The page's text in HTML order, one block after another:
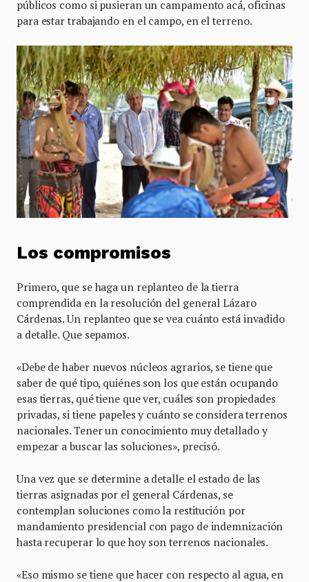
públicos como si pusieran un campamento acá, oficinas
para estar trabajando en el campo, en el terreno.
Los compromisos
Primero, que se haga un replanteo de la tierra
comprendida en la resolución del general Lázaro
Cárdenas. Un replanteo que se vea cuánto está invadido
a detalle. Que sepamos.
«Debe de haber nuevos núcleos agrarios, se tiene que
saber de qué tipo, quiénes son los que están ocupando
esas tierras, qué tiene que ver, cuáles son propiedades
privadas, si tiene papeles y cuánto se considera terrenos
nacionales. Tener un conocimiento muy detallado y
empezar a buscar las soluciones», precisó.
Una vez que se determine a detalle el estado de las
tierras asignadas por el general Cárdenas, se
contemplan soluciones como la restitución por
mandamiento presidencial con pago de indemnización
hasta recuperar lo que hoy son terrenos nacionales.
«Eso mismo se tiene que hacer con respecto al agua, en